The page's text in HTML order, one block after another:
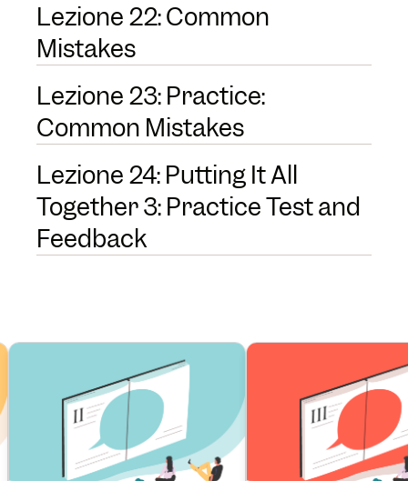
Lezione 22: Common
Mistakes
Lezione 23: Practice:
Common Mistakes
Lezione 24: Putting It All
Together 3: Practice Test and
Feedback